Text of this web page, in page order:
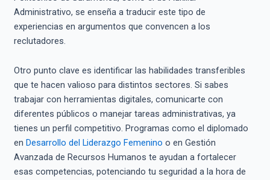
Administrativo, se enseña a traducir este tipo de
experiencias en argumentos que convencen a los
reclutadores.
Otro punto clave es identificar las habilidades transferibles
que te hacen valioso para distintos sectores. Si sabes
trabajar con herramientas digitales, comunicarte con
diferentes públicos o manejar tareas administrativas, ya
tienes un perfil competitivo. Programas como el diplomado
en Desarrollo del Liderazgo Femenino o en Gestión
Avanzada de Recursos Humanos te ayudan a fortalecer
esas competencias, potenciando tu seguridad a la hora de